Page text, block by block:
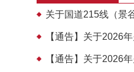
关于国道215线（景
【通告】关于2026
【通告】关于2026